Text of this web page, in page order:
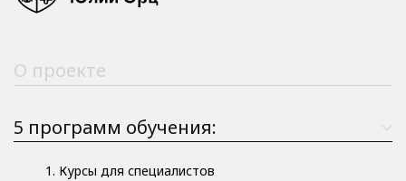
О проекте
5 программ обучения:
1. Курсы для специалистов